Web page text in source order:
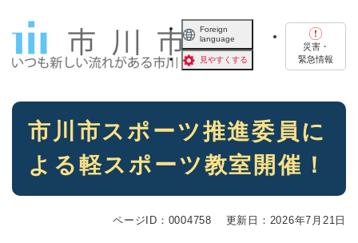
Foreign
language
見やすくする
災害・
緊急情報
本
市川市スポーツ推進委員に
よる軽スポーツ教室開催！
ページID：0004758 更新日：2026年7月21日